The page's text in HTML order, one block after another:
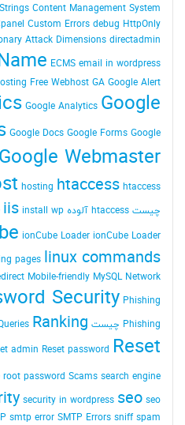
Content Management System
Custom Errors debug HttpOnly
Attack Dimensions directadmin
ECMS email in wordpress
Free Webhost GA Google Alert
Google Analytics Google
Google Docs Google Forms Google
Google Webmaster
hosting htaccess htaccess
چیست htaccess آلوده iis install wp
ionCube Loader ionCube Loader چیست
pages linux commands
Mobile-friendly MySQL Network
Security Phishing
Phishing چیست
Ranking
admin Reset password Reset
root password Scams search engine
security in wordpress seo seo چیست
smtp error SMTP Errors sniff spam